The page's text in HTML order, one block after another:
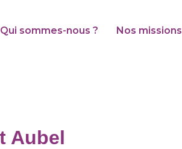
Qui sommes-nous ? Nos missions
Aubel